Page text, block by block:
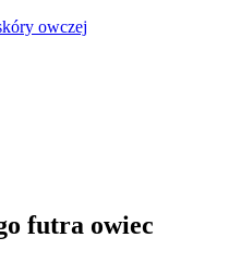
owczej
futra owiec